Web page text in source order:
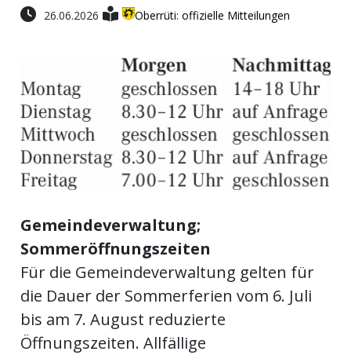
Paper
Auw
Auw:
offizielle
Mitteilungen
26.06.2026 Oberrüti: offizielle Mitteilungen
Gemeindeverwaltung;
Sommeröffnungszeiten
Für die Gemeindeverwaltung gelten für
die Dauer der Sommerferien vom 6. Juli
bis am 7. August reduzierte
Öffnungszeiten. Allfällige